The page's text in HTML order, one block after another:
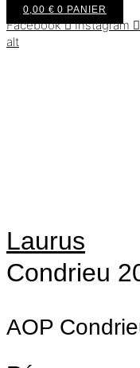
0,00 € 0 PANIER
Facebook Instagram
alt
Laurus
Condrieu
AOP